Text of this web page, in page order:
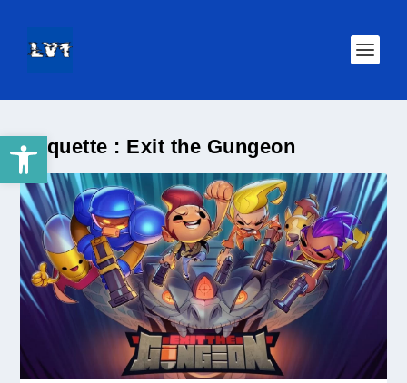
Ouvrir la barre d’outilsÉtiquette : Exit the Gungeon